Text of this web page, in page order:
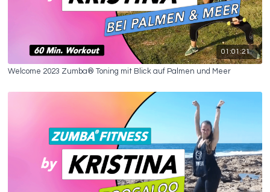
01:01:21
Welcome 2023 Zumba® Toning mit Blick auf Palmen und Meer